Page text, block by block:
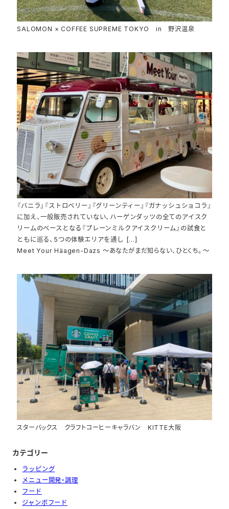
SALOMON × COFFEE SUPREME TOKYO in 野沢温泉
Meet Your Häagen-Dazs ～あなたがまだ知らない、ひとくち。～
『バニラ』『ストロベリー』『グリーンティー』『ガナッシュショコラ』
に加え、一般販売されていない、ハーゲンダッツの全てのアイスク
リームのベースとなる『プレーンミルクアイスクリーム』の試食と
ともに巡る、5つの体験エリアを通し […]
スターバックス クラフトコーヒーキャラバン KITTE大阪
カテゴリー
ラッピング
メニュー開発・調理
フード
ジャンボフード